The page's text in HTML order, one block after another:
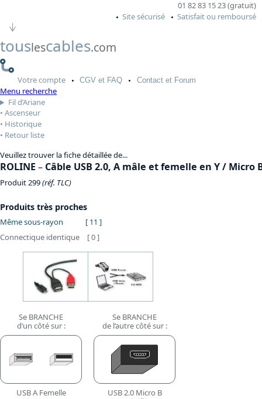
01 82 83 15 23 (gratuit)
Site sécurisé
Satisfait ou remboursé
touslescables.com
Votrecompte CGV et FAQ Contactet Forum
Menu recherche
Fil d’Ariane
Ascenseur
Historique
Retour liste
Veuillez trouver la fiche détaillée de...
ROLINE– Câble USB 2.0, A mâle et femelle en Y / Micro
Produit 299(réf. TLC)
Produits très proches
Même sous-rayon
[ 11 ]
Connectique identique
[ 0 ]
Se BRANCHE
d’un côté sur :
USB A Femelle
Se BRANCHE
de l’autre côté sur :
USB 2.0 Micro B